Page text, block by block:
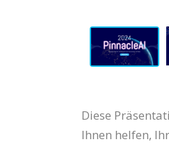
Diese
Ihnen helfen,